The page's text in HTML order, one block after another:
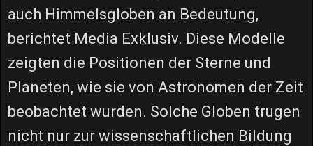
auch Himmelsgloben an Bedeutung,
berichtet Media Exklusiv. Diese Modelle
zeigten die Positionen der Sterne und
Planeten, wie sie von Astronomen der Zeit
beobachtet wurden. Solche Globen trugen
nicht nur zur wissenschaftlichen Bildung